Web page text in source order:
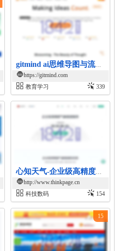
gitmind ai思维导图与流程图协作平台
https://gitmind.com
教育学习
339
http://www.thinkpage.cn
科技数码
154
15